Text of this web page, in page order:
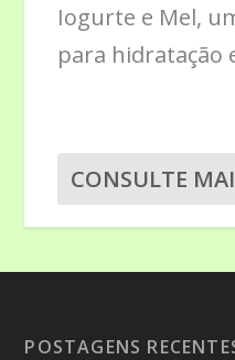
Iogurte e Mel,
para hidratação
CONSULTE
POSTAGENS